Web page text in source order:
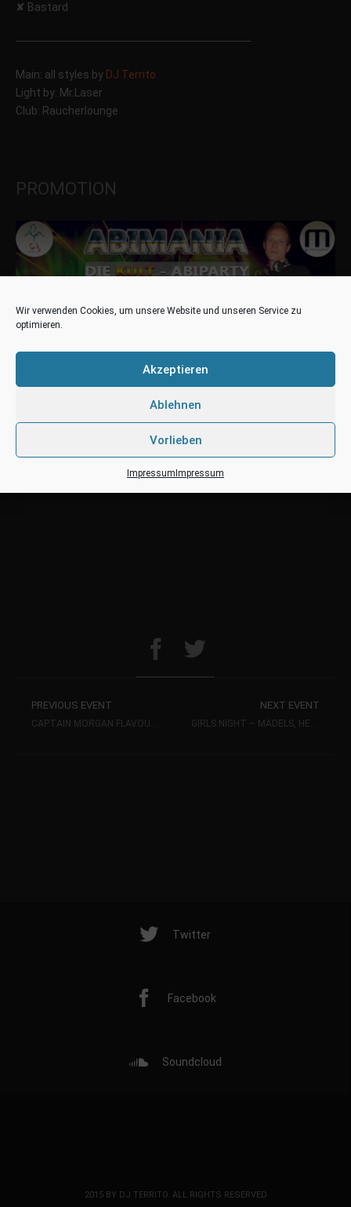
Wir verwenden Cookies, um unsere Website und unseren Service zu
optimieren.
Akzeptieren
Ablehnen
Vorlieben
Impressum Impressum
✘ Bastard
──────────────────────────────
Main: all styles by DJ Territo
Light by: Mr.Laser
Club: Raucherlounge
PROMOTION
13.06.2015
22.00 - 05.00
MEMPHIS
STEINFURT
PREVIOUS EVENT NEXT EVENT
Twitter
Facebook
Soundcloud
2015 BY DJ TERRITO. ALL RIGHTS RESERVED